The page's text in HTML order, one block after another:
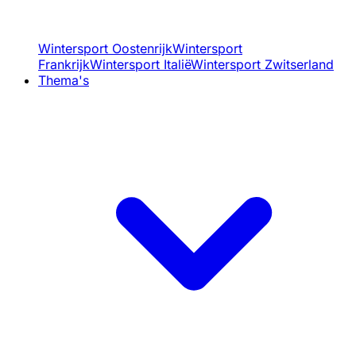
Wintersport OostenrijkWintersport
FrankrijkWintersport ItaliëWintersport Zwitserland
Thema's